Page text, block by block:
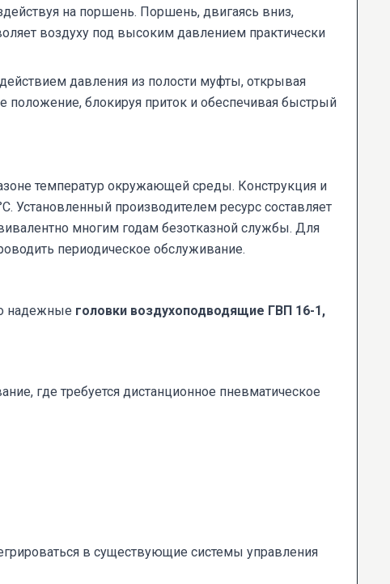
на поршень. Поршень, двигаясь вниз,
воздуху под высоким давлением практически
давления из полости муфты, открывая
блокируя приток и обеспечивая быстрый
температур окружающей среды. Конструкция и
Установленный производителем ресурс составляет
многим годам безотказной службы. Для
периодическое обслуживание.
надежные головки воздухоподводящие ГВП 16-1,
где требуется дистанционное пневматическое
в существующие системы управления